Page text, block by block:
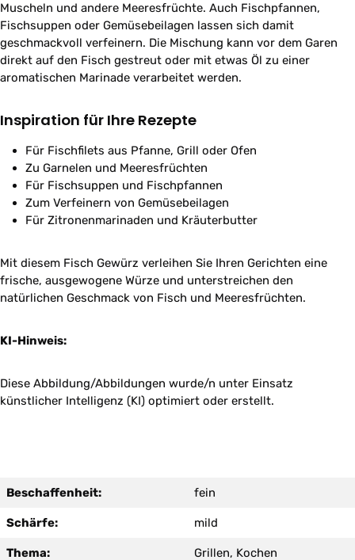
Muscheln und andere Meeresfrüchte. Auch Fischpfannen,
Fischsuppen oder Gemüsebeilagen lassen sich damit
geschmackvoll verfeinern. Die Mischung kann vor dem Garen
direkt auf den Fisch gestreut oder mit etwas Öl zu einer
aromatischen Marinade verarbeitet werden.
Inspiration für Ihre Rezepte
Für Fischfilets aus Pfanne, Grill oder Ofen
Zu Garnelen und Meeresfrüchten
Für Fischsuppen und Fischpfannen
Zum Verfeinern von Gemüsebeilagen
Für Zitronenmarinaden und Kräuterbutter
Mit diesem Fisch Gewürz verleihen Sie Ihren Gerichten eine
frische, ausgewogene Würze und unterstreichen den
natürlichen Geschmack von Fisch und Meeresfrüchten.
KI-Hinweis:
Diese Abbildung/Abbildungen wurde/n unter Einsatz
künstlicher Intelligenz (KI) optimiert oder erstellt.
Beschaffenheit: fein
Schärfe: mild
Thema: Grillen, Kochen